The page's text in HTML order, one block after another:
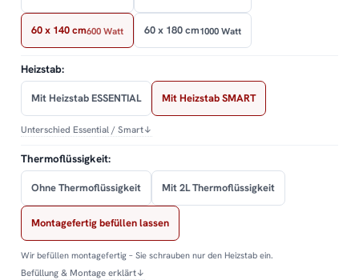
60 x 140 cm600 Watt 60 x 180 cm1000 Watt
Heizstab:
Mit Heizstab ESSENTIAL Mit Heizstab SMART
Unterschied Essential / Smart↓
Thermoflüssigkeit:
Ohne Thermoflüssigkeit Mit 2L Thermoflüssigkeit
Montagefertig befüllen lassen
Wir befüllen montagefertig – Sie schrauben nur den Heizstab ein.
Befüllung & Montage erklärt↓